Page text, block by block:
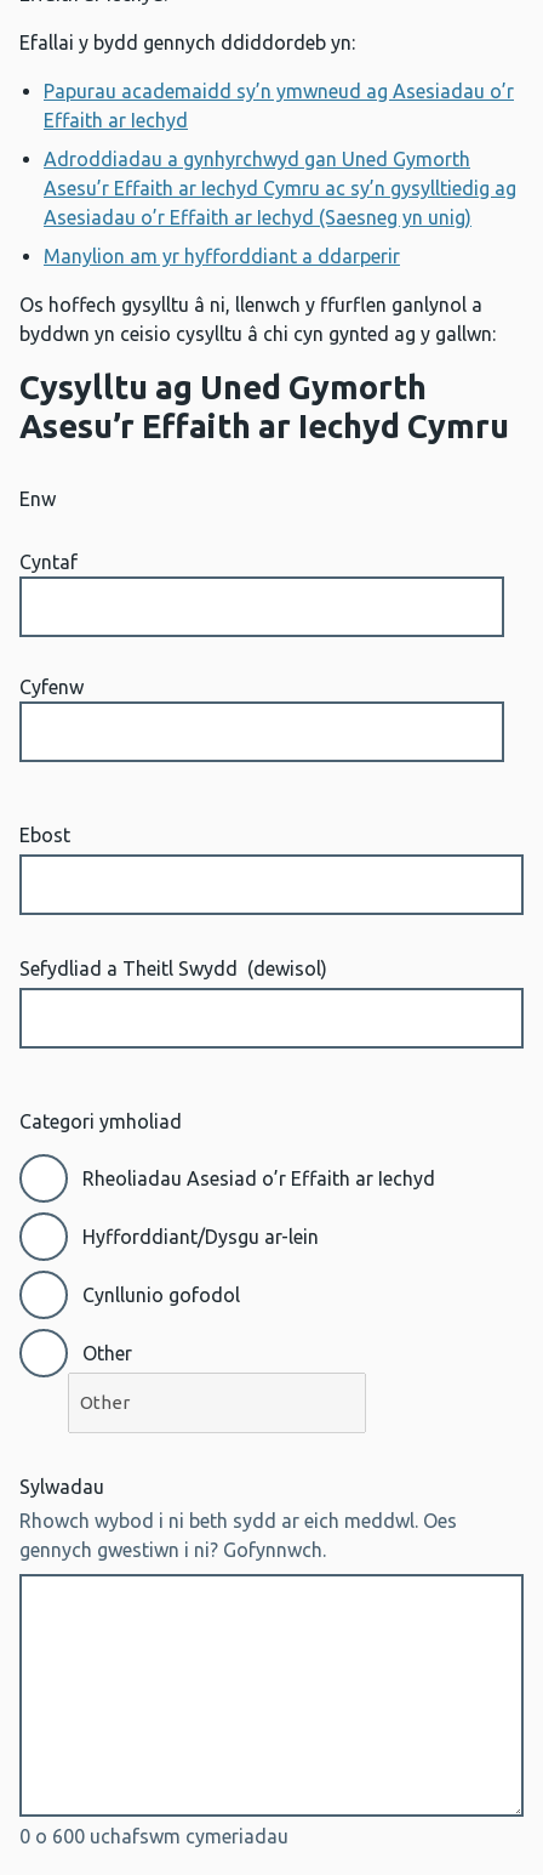
Efallai y bydd gennych ddiddordeb yn:
Papurau academaidd sy’n ymwneud ag Asesiadau o’r
Effaith ar Iechyd
Adroddiadau a gynhyrchwyd gan Uned Gymorth
Asesu’r Effaith ar Iechyd Cymru ac sy’n gysylltiedig ag
Asesiadau o’r Effaith ar Iechyd (Saesneg yn unig)
Manylion am yr hyfforddiant a ddarperir
Os hoffech gysylltu â ni, llenwch y ffurflen ganlynol a
byddwn yn ceisio cysylltu â chi cyn gynted ag y gallwn:
Cysylltu ag Uned Gymorth
Asesu’r Effaith ar Iechyd Cymru
Enw
Cyntaf
Cyfenw
Ebost
Sefydliad a Theitl Swydd (dewisol)
Categori ymholiad
Rheoliadau Asesiad o’r Effaith ar Iechyd
Hyfforddiant/Dysgu ar-lein
Cynllunio gofodol
Other
Sylwadau
Rhowch wybod i ni beth sydd ar eich meddwl. Oes
gennych gwestiwn i ni? Gofynnwch.
0 o 600 uchafswm cymeriadau